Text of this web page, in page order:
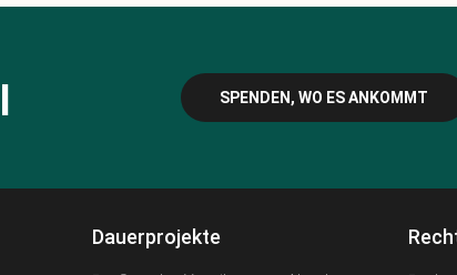
SPENDEN, WO ES ANKOMMT
Dauerprojekte